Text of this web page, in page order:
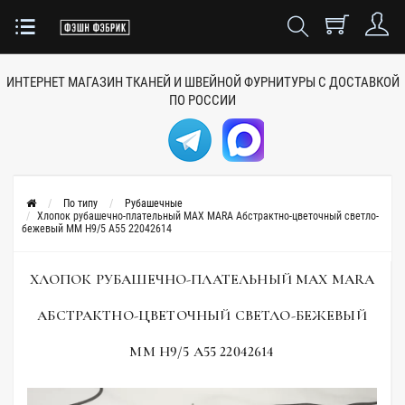
ИНТЕРНЕТ МАГАЗИН ТКАНЕЙ И ШВЕЙНОЙ ФУРНИТУРЫ С ДОСТАВКОЙ
ПО РОССИИ
По типу
Рубашечные
Хлопок рубашечно-плательный MAX MARA Абстрактно-цветочный светло-
бежевый MM H9/5 A55 22042614
ХЛОПОК РУБАШЕЧНО-ПЛАТЕЛЬНЫЙ MAX MARA
АБСТРАКТНО-ЦВЕТОЧНЫЙ СВЕТЛО-БЕЖЕВЫЙ
MM H9/5 A55 22042614